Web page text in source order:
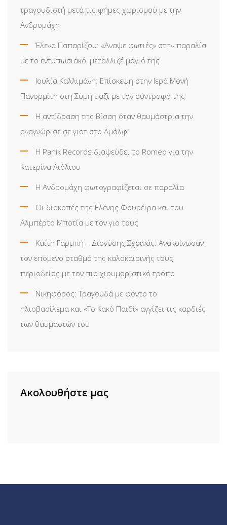
τραγουδιστή μετά τις φήμες χωρισμού με την
Ανδρομάχη
Έλενα Παπαρίζου: «Άναψε φωτιές» στην παραλία
με το εντυπωσιακό, μεταλλιζέ μαγιό της
Ιουλία Καλλιμάνη: Επίσκεψη στην Ιερά Μονή
Πανορμίτη στη Σύμη μαζί με τον σύντροφό της
Η αντίδραση της Βίσση όταν θαυμάστρια την
αναγνώρισε σε γιοτ στο Αμάλφι
Η Panik Records διαψεύδει το Romeo για την
Κατερίνα Λιόλιου
Η Ανδρομάχη φωτογραφίζεται σε παραλία
Οι διακοπές της Ελένης Φουρέιρα και του
Αλμπέρτο Μποτία με τον γιο τους
Καίτη Γαρμπή – Διονύσης Σχοινάς: Ανακοίνωσαν
τον επόμενο σταθμό της καλοκαιρινής τους
περιοδείας με τον πιο χιουμοριστικό τρόπο
Νικηφόρος: Τραγουδά με φόντο το
ηλιοβασίλεμα και «Το Κακό Παιδί» αγγίζει τις καρδιές
των θαυμαστών του
Ακολουθήστε μας